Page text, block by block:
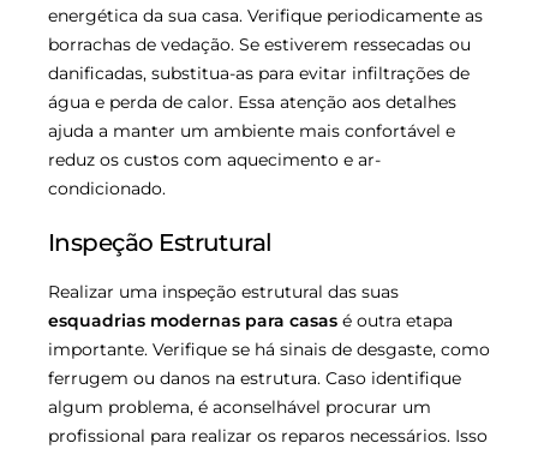
energética da sua casa. Verifique periodicamente as
borrachas de vedação. Se estiverem ressecadas ou
danificadas, substitua-as para evitar infiltrações de
água e perda de calor. Essa atenção aos detalhes
ajuda a manter um ambiente mais confortável e
reduz os custos com aquecimento e ar-
condicionado.
Inspeção Estrutural
Realizar uma inspeção estrutural das suas
esquadrias modernas para casas é outra etapa
importante. Verifique se há sinais de desgaste, como
ferrugem ou danos na estrutura. Caso identifique
algum problema, é aconselhável procurar um
profissional para realizar os reparos necessários. Isso